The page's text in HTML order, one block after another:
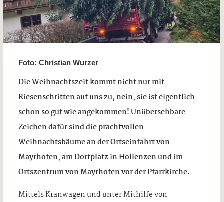
Foto: Christian Wurzer
Die Weihnachtszeit kommt nicht nur mit
Riesenschritten auf uns zu, nein, sie ist eigentlich
schon so gut wie angekommen! Unübersehbare
Zeichen dafür sind die prachtvollen
Weihnachtsbäume an der Ortseinfahrt von
Mayrhofen, am Dorfplatz in Hollenzen und im
Ortszentrum von Mayrhofen vor der Pfarrkirche.
Mittels Kranwagen und unter Mithilfe von